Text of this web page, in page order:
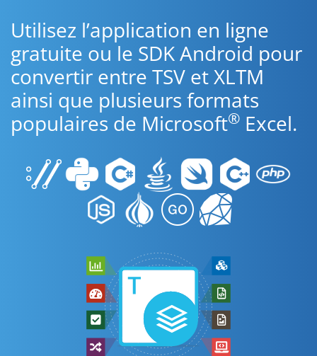
Utilisez l’application en ligne
gratuite ou le SDK Android pour
convertir entre TSV et XLTM
ainsi que plusieurs formats
populaires de Microsoft® Excel.